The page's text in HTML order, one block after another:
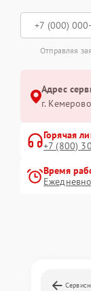
Отправляя
Адрес
г.
Горячая
+7 (800)
Время